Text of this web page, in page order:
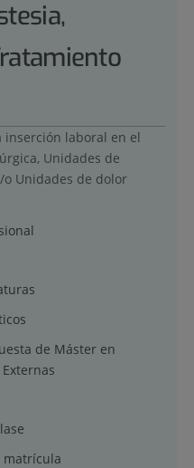
inserción laboral en el
Unidades de
Unidades de dolor
de Máster en
matrícula